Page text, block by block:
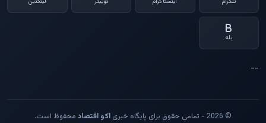
بله
--
© 2026 - تمامی حقوق برای پایگاه خبری اکو اقتصاد محفوظ است.